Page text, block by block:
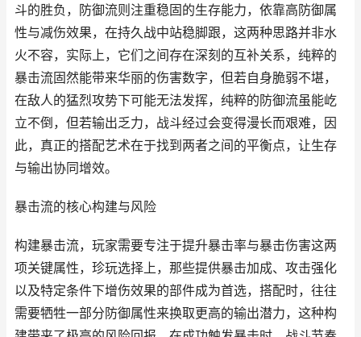
斗的胜负，防御流则注重稳固的生存能力，依靠高防御属
性与减伤效果，在持久战中站稳脚跟，这两种思路并非水
火不容，实际上，它们之间存在深刻的互补关系，纯粹的
暴击流固然能带来华丽的伤害数字，但若自身脆弱不堪，
在敌人的猛烈攻势下可能无法发挥，纯粹的防御流虽能屹
立不倒，但若输出乏力，战斗经过会变得漫长而艰难，因
此，真正的搭配艺术在于找到两者之间的平衡点，让生存
与输出协同增效。
暴击流的核心构建与风险
构建暴击流，玩家需要专注于提升暴击率与暴击伤害这两
项关键属性，珍玩选择上，那些提供暴击加成、攻击强化
以及特定条件下增伤效果的部件成为首选，搭配时，往往
需要牺牲一部分防御属性来换取更高的输出潜力，这种构